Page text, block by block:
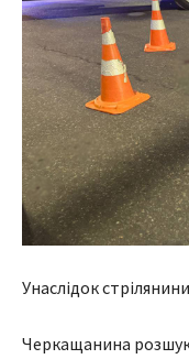
Унаслідок
Черкащанина